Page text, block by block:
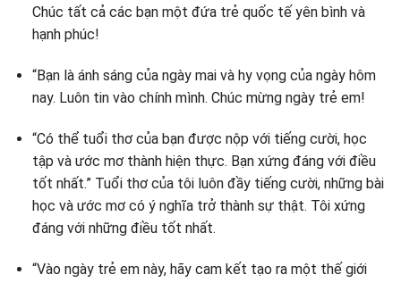
Chúc tất cả các bạn một đứa trẻ quốc tế yên bình và
hạnh phúc!
“Bạn là ánh sáng của ngày mai và hy vọng của ngày hôm
nay. Luôn tin vào chính mình. Chúc mừng ngày trẻ em!
“Có thể tuổi thơ của bạn được nộp với tiếng cười, học
tập và ước mơ thành hiện thực. Bạn xứng đáng với điều
tốt nhất.” Tuổi thơ của tôi luôn đầy tiếng cười, những bài
học và ước mơ có ý nghĩa trở thành sự thật. Tôi xứng
đáng với những điều tốt nhất.
“Vào ngày trẻ em này, hãy cam kết tạo ra một thế giới